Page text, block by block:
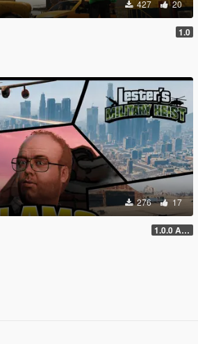
427 20
1.0
276 17
1.0.0 Alpha